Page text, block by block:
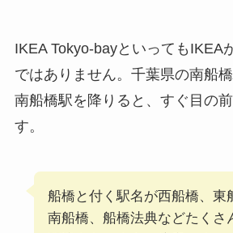
IKEA Tokyo-bayといってもIKEA
ではありません。千葉県の南船橋
南船橋駅を降りると、すぐ目の
す。
船橋と付く駅名が西船橋、東
南船橋、船橋法典などたくさ